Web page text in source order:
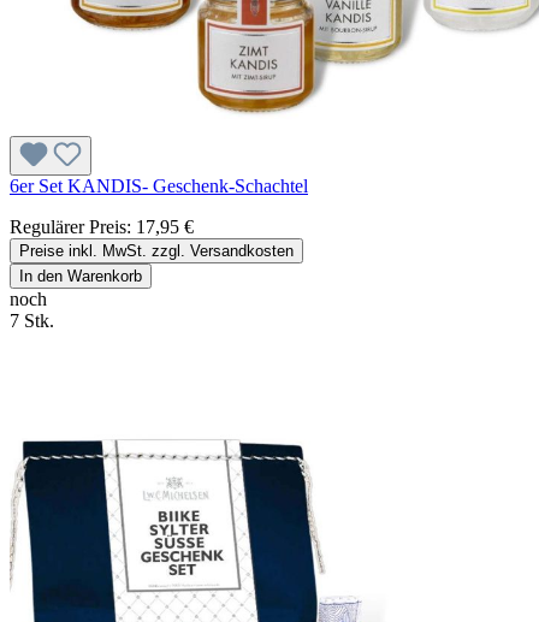
6er Set KANDIS- Geschenk-Schachtel
Regulärer Preis: 17,95 €
Preise inkl. MwSt. zzgl. Versandkosten
In den Warenkorb
noch
7 Stk.